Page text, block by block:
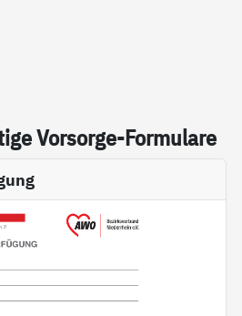
Vor­sor­ge-For­mu­la­re